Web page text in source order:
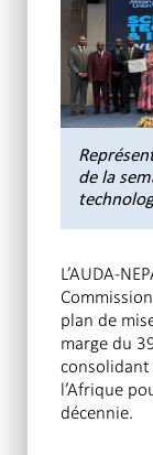
de la
L’AUDA-
plan de
marge du
l’Afrique
décennie.